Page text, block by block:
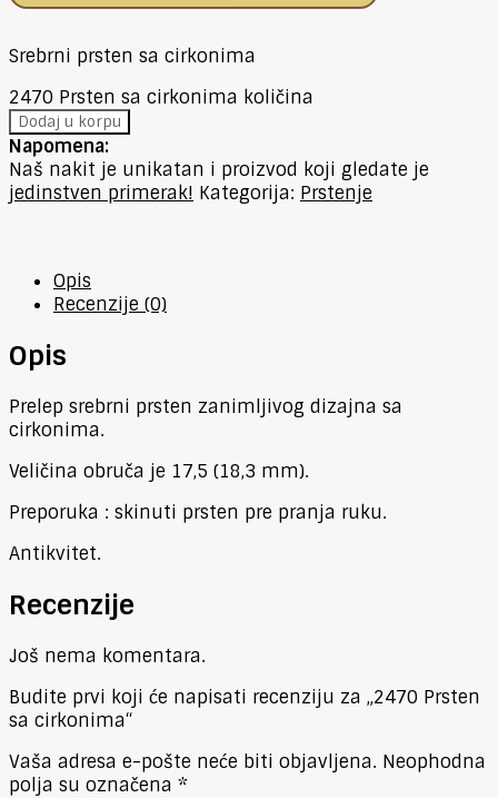
Srebrni prsten sa cirkonima
2470 Prsten sa cirkonima količina
Dodaj u korpu
Napomena:
Naš nakit je unikatan i proizvod koji gledate je
jedinstven primerak! Kategorija: Prstenje
Opis
Recenzije (0)
Opis
Prelep srebrni prsten zanimljivog dizajna sa
cirkonima.
Veličina obruča je 17,5 (18,3 mm).
Preporuka : skinuti prsten pre pranja ruku.
Antikvitet.
Recenzije
Još nema komentara.
Budite prvi koji će napisati recenziju za „2470 Prsten
sa cirkonima“
Vaša adresa e-pošte neće biti objavljena. Neophodna
polja su označena *